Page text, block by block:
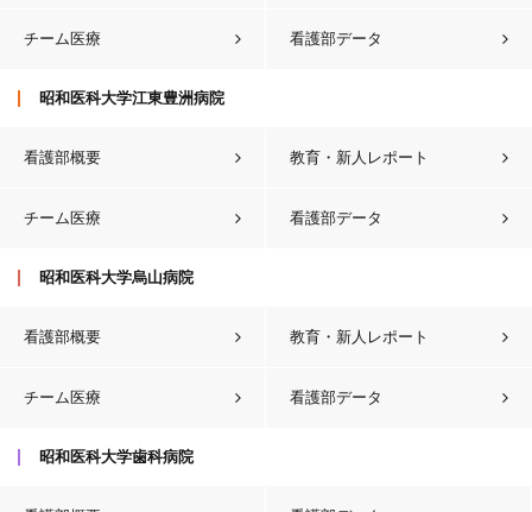
チーム医療 看護部データ
昭和医科大学江東豊洲病院
看護部概要
チーム医療
教育・新人レポート
看護部データ
昭和医科大学烏山病院
看護部概要
チーム医療
教育・新人レポート
看護部データ
昭和医科大学歯科病院